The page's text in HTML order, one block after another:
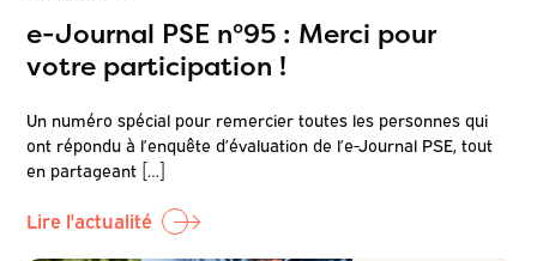
e-Journal PSE n°95 : Merci pour
votre participation !
Un numéro spécial pour remercier toutes les personnes qui
ont répondu à l’enquête d’évaluation de l’e-Journal PSE, tout
en partageant […]
Lire l'actualité